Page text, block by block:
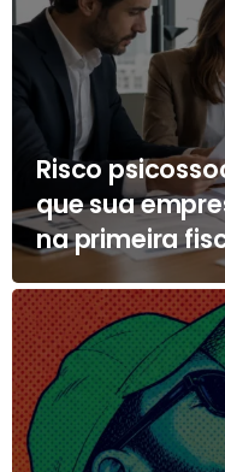
Risco
que sua
na primeira